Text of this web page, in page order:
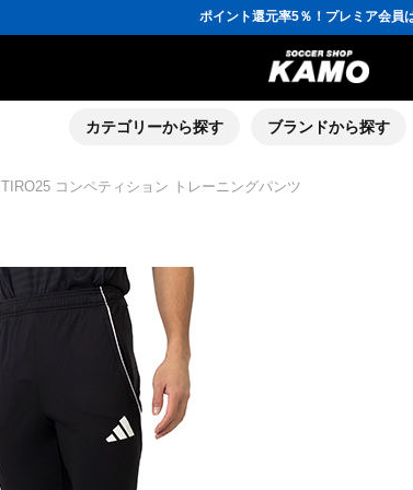
ポイント還元率5％！プレミア会員
会員の方にはお誕生月に「10％OFFクーポン
16,000円(税込)以上でシューズケースプ
3,300円(税込)以上で送料無料！
ポイント還元率5％！プレミア会員
会員の方にはお誕生月に「10％OFFクーポン
カテゴリーから探す ブランドから探す
TIRO25 コンペティション トレーニングパンツ